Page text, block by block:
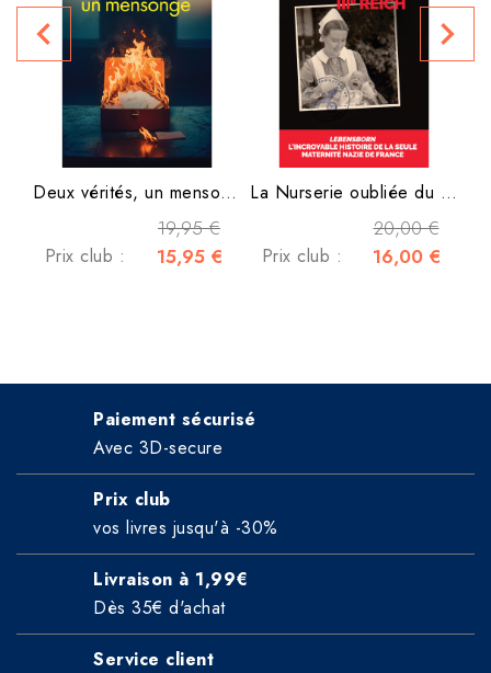
Deux vérités, un mensonge
19,95 €
Prix club : 15,95 €
La Nurserie oubliée du IIIe...
20,00 €
Prix club : 16,00 €
navigate_before navigate_next
Paiement sécurisé
Avec 3D-secure
Prix club
vos livres jusqu'à -30%
Livraison à 1,99€
Dès 35€ d'achat
Service client